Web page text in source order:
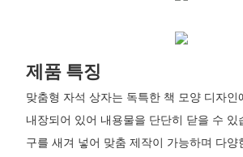
제품 특징
맞춤형 자석 상자는 독특한 책 모양 디자인
내장되어 있어 내용물을 단단히 닫을 수 있
구를 새겨 넣어 맞춤 제작이 가능하며 다양